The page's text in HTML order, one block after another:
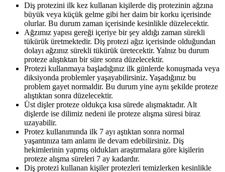
Diş protezini ilk kez kullanan kişilerde diş protezinin ağzına
büyük veya küçük gelme gibi her daim bir korku içerisinde
olurlar. Bu durum zaman içerisinde kesinlikle düzelecektir.
Ağzımız yapısı gereği içeriye bir şey aldığı zaman sürekli
tükürük üretmektedir. Diş protezi ağız içerisinde olduğundan
dolayı ağzınız sürekli tükürük üretecektir. Yalnız bu durum
proteze alıştıktan bir süre sonra düzelecektir.
Protezi kullanmaya başladığınız ilk günlerde konuşmada veya
diksiyonda problemler yaşayabilirsiniz. Yaşadığınız bu
problem gayet normaldir. Bu durum yine aynı şekilde proteze
alıştıktan sonra düzelecektir.
Üst dişler proteze oldukça kısa sürede alışmaktadır. Alt
dişlerde ise dilimiz nedeni ile proteze alışma süresi biraz
uzayabilir.
Protez kullanımında ilk 7 ayı aştıktan sonra normal
yaşantınıza tam anlamı ile devam edebilirsiniz. Diş
hekimlerinin yapmış oldukları araştırmalara göre kişilerin
proteze alışma süreleri 7 ay kadardır.
Diş protezi kullanan kişiler protezleri temizlerken kesinlikle